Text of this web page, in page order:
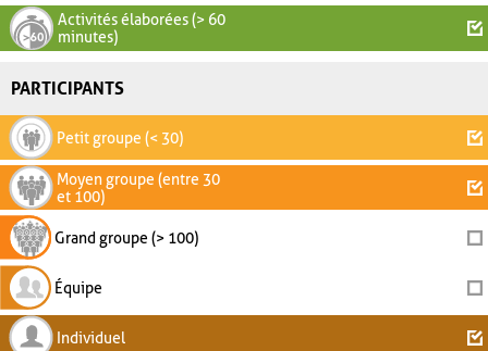
Activités élaborées (> 60
minutes)
PARTICIPANTS
Petit groupe (< 30)
Moyen groupe (entre 30
et 100)
Grand groupe (> 100)
Équipe
Individuel